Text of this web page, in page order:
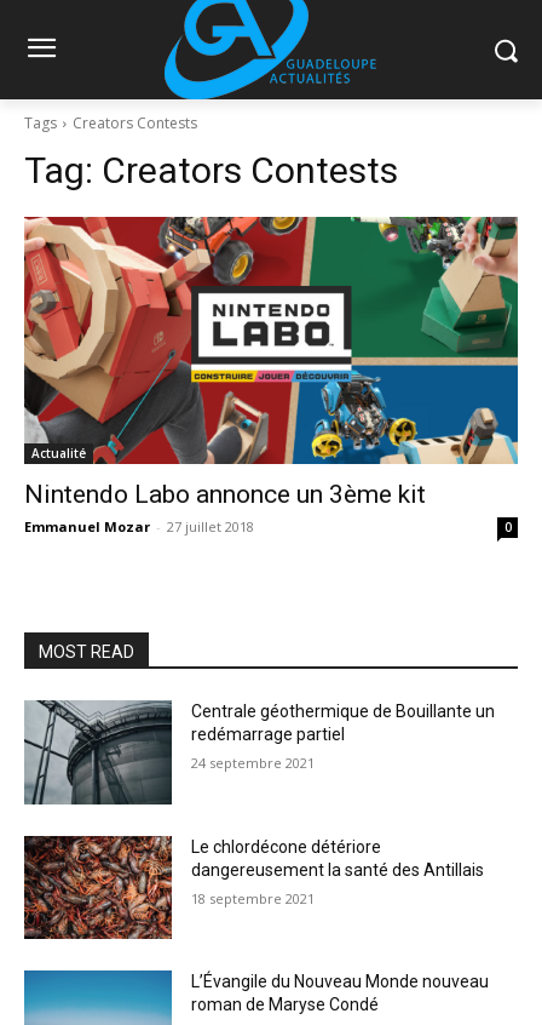
Tags Creators Contests
Tag: Creators Contests
Actualité
Nintendo Labo annonce un 3ème kit
Emmanuel Mozar - 27 juillet 2018 0
MOST READ
Centrale géothermique de Bouillante un
redémarrage partiel
24 septembre 2021
Le chlordécone détériore
dangereusement la santé des Antillais
18 septembre 2021
L’Évangile du Nouveau Monde nouveau
roman de Maryse Condé